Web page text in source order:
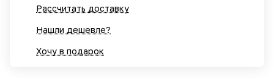
Рассчитать доставку
Нашли дешевле?
Хочу в подарок